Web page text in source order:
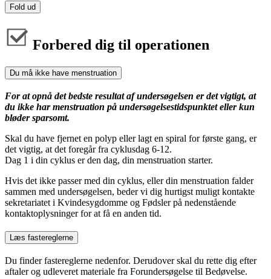
Fold ud
Forbered dig til operationen
Du må ikke have menstruation
For at opnå det bedste resultat af undersøgelsen er det vigtigt, at
du ikke har menstruation på undersøgelsestidspunktet eller kun
bløder sparsomt.
Skal du have fjernet en polyp eller lagt en spiral for første gang, er
det vigtig, at det foregår fra cyklusdag 6-12.
Dag 1 i din cyklus er den dag, din menstruation starter.
Hvis det ikke passer med din cyklus, eller din menstruation falder
sammen med undersøgelsen, beder vi dig hurtigst muligt kontakte
sekretariatet i Kvindesygdomme og Fødsler på nedenstående
kontaktoplysninger for at få en anden tid.
Læs fastereglerne
Du finder fastereglerne nedenfor. Derudover skal du rette dig efter
aftaler og udleveret materiale fra Forundersøgelse til Bedøvelse.